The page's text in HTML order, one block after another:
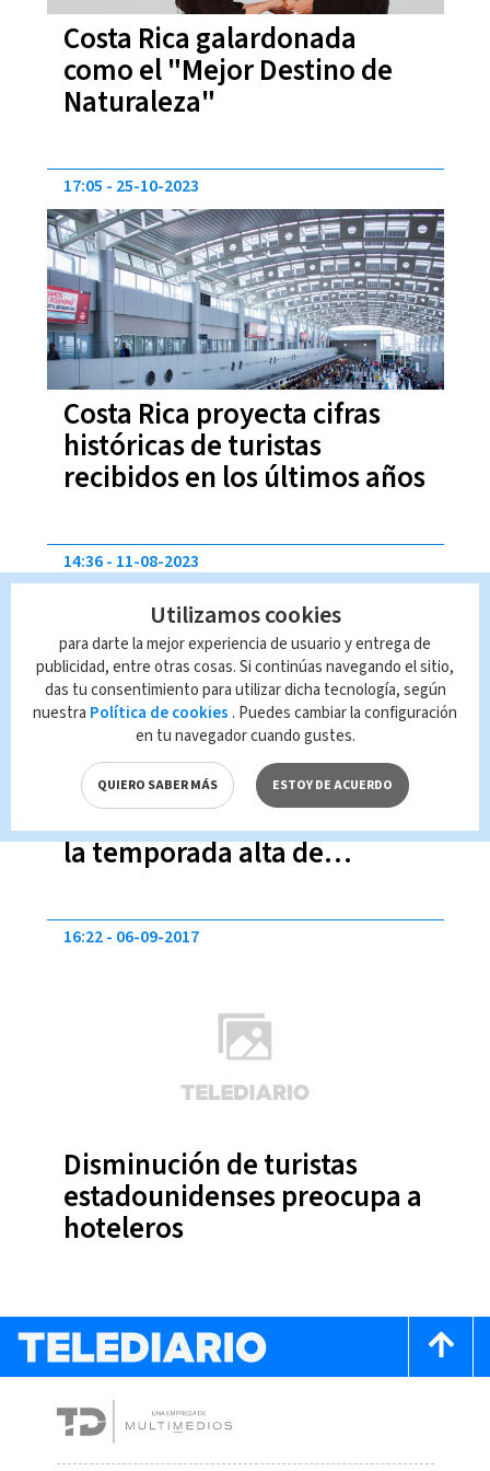
Costa Rica galardonada
como el "Mejor Destino de
Naturaleza"
Costa Rica proyecta cifras
históricas de turistas
recibidos en los últimos años
17:05 25-10-2023
Costa Rica anuncia aumento
de vuelos desde Canadá para
la temporada alta de
14:36 11-08-2023
Disminución de turistas
estadounidenses preocupa a
hoteleros
16:22 06-09-2017
Utilizamos cookies
para darte la mejor experiencia de usuario y entrega de
publicidad, entre otras cosas. Si continúas navegando el sitio,
das tu consentimiento para utilizar dicha tecnología, según
nuestra Política de cookies . Puedes cambiar la configuración
en tu navegador cuando gustes.
QUIERO SABER MÁS ESTOY DE ACUERDO